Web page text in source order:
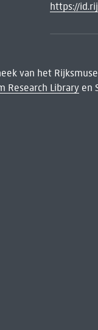
https://
van het
Research Libraryen